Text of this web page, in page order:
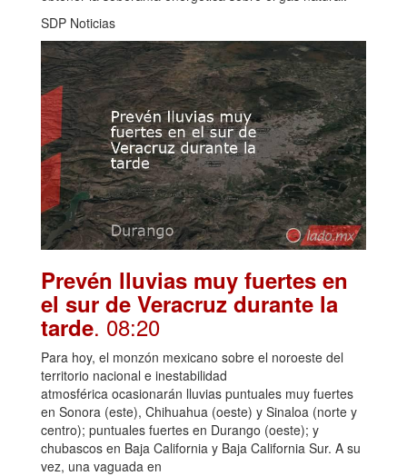
SDP Noticias
Prevén lluvias muy fuertes en
el sur de Veracruz durante la
tarde. 08:20
Para hoy, el monzón mexicano sobre el noroeste del
territorio nacional e inestabilidad
atmosférica ocasionarán lluvias puntuales muy fuertes
en Sonora (este), Chihuahua (oeste) y Sinaloa (norte y
centro); puntuales fuertes en Durango (oeste); y
chubascos en Baja California y Baja California Sur. A su
vez, una vaguada en